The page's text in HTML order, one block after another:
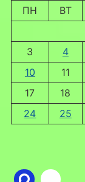
ПН ВТ
3
4
10
11
17
18
24
25